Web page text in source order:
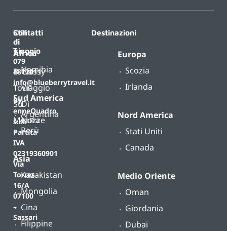
Contatti
T.
079
4812011
info@blueberrytravel.it
By
enneQuadro
s.r.l.
Partita
IVA
02319360901
Via
Torres
16/A
07100
–
Sassari
Destinazioni
Africa
Namibia
Sud America
Argentina
Perù
Asia
Kazakistan
Mongolia
Cina
Filippine
Europa
Scozia
Irlanda
Nord America
Stati Uniti
Canada
Medio Oriente
Oman
Giordania
Dubai
Stili
di
viaggio
B-
Tour
Su
Misura
Classy
Viaggio
Di
Nozze